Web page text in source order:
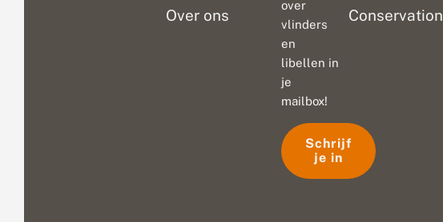
Over ons
Conservation
over
vlinders
en
libellen in
je
mailbox!
Schrijf
je in